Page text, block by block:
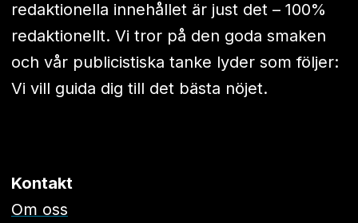
redaktionella innehållet är just det – 100%
redaktionellt. Vi tror på den goda smaken
och vår publicistiska tanke lyder som följer:
Vi vill guida dig till det bästa nöjet.
Kontakt
Om oss